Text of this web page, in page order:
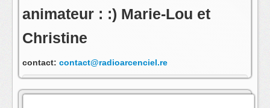
animateur : :) Marie-Lou et
Christine
contact: contact@radioarcenciel.re
s'abonner au fil rss de cette emission: